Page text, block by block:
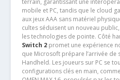
mobile et PC, tandis que le cloud
aux jeux AAA sans matériel
cultes séduisent un nouveau
les technologies de pointe. Côté
Switch 2promet une expérience
que Microsoft prépare l’arrivée
Handheld. Les joueurs sur PC se
configurations clés en main,